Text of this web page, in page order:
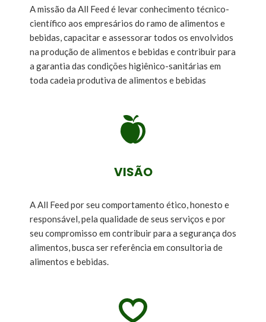
A missão da All Feed é levar conhecimento técnico-
científico aos empresários do ramo de alimentos e
bebidas, capacitar e assessorar todos os envolvidos
na produção de alimentos e bebidas e contribuir para
a garantia das condições higiênico-sanitárias em
toda cadeia produtiva de alimentos e bebidas
VISÃO
A All Feed por seu comportamento ético, honesto e
responsável, pela qualidade de seus serviços e por
seu compromisso em contribuir para a segurança dos
alimentos, busca ser referência em consultoria de
alimentos e bebidas.